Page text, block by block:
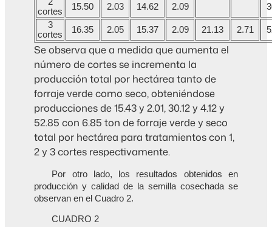
cortes
15.50 2.03 14.62 2.09
3
cortes
16.35 2.05 15.37 2.09 21.13 2.71
Se observa que a medida que aumenta el
número de cortes se incrementa la
producción total por hectárea tanto de
forraje verde como seco, obteniéndose
producciones de 15.43 y 2.01, 30.12 y 4.12 y
52.85 con 6.85 ton de forraje verde y seco
total por hectárea para tratamientos con 1,
2 y 3 cortes respectivamente.
Por otro lado, los resultados obtenidos en
producción y calidad de la semilla cosechada se
observan en el Cuadro 2.
CUADRO 2